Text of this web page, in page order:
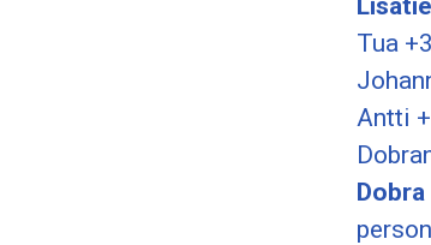
Tua
Antti
Dobra